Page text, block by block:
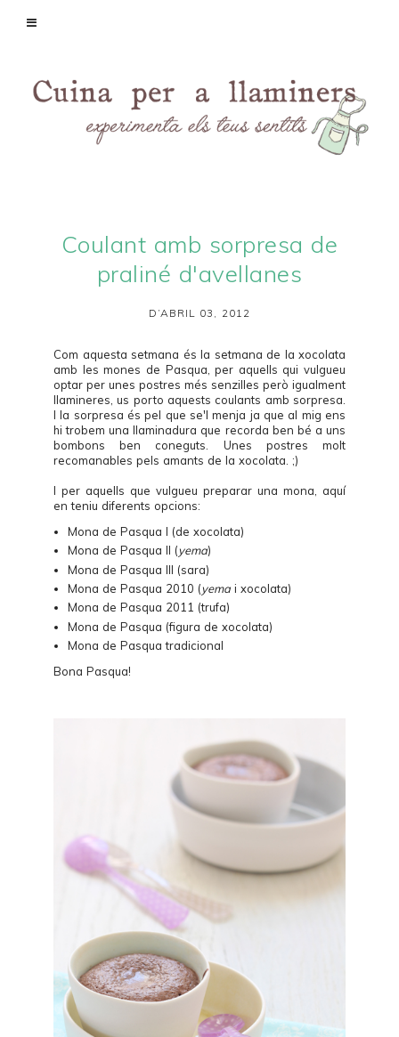
Coulant amb sorpresa de
praliné d'avellanes
D’ABRIL 03, 2012
Com aquesta setmana és la setmana de la xocolata
amb les mones de Pasqua, per aquells qui vulgueu
optar per unes postres més senzilles però igualment
llamineres, us porto aquests coulants amb sorpresa.
I la sorpresa és pel que se'l menja ja que al mig ens
hi trobem una llaminadura que recorda ben bé a uns
bombons ben coneguts. Unes postres molt
recomanables pels amants de la xocolata. ;)
I per aquells que vulgueu preparar una mona, aquí
en teniu diferents opcions:
Mona de Pasqua I (de xocolata)
Mona de Pasqua II (yema)
Mona de Pasqua III (sara)
Mona de Pasqua 2010 (yema i xocolata)
Mona de Pasqua 2011 (trufa)
Mona de Pasqua (figura de xocolata)
Mona de Pasqua tradicional
Bona Pasqua!